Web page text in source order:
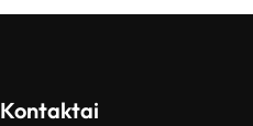
Kontaktai